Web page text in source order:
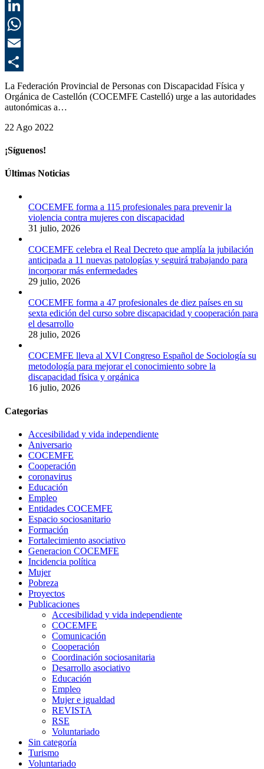
La Federación Provincial de Personas con Discapacidad Física y
Orgánica de Castellón (COCEMFE Castelló) urge a las autoridades
autonómicas a…
22 Ago 2022
¡Síguenos!
Últimas Noticias
COCEMFE forma a 115 profesionales para prevenir la
violencia contra mujeres con discapacidad
31 julio, 2026
COCEMFE celebra el Real Decreto que amplía la jubilación
anticipada a 11 nuevas patologías y seguirá trabajando para
incorporar más enfermedades
29 julio, 2026
COCEMFE forma a 47 profesionales de diez países en su
sexta edición del curso sobre discapacidad y cooperación para
el desarrollo
28 julio, 2026
COCEMFE lleva al XVI Congreso Español de Sociología su
metodología para mejorar el conocimiento sobre la
discapacidad física y orgánica
16 julio, 2026
Categorias
Accesibilidad y vida independiente
Aniversario
COCEMFE
Cooperación
coronavirus
Educación
Empleo
Entidades COCEMFE
Espacio sociosanitario
Formación
Fortalecimiento asociativo
Generacion COCEMFE
Incidencia política
Mujer
Pobreza
Proyectos
Publicaciones
Accesibilidad y vida independiente
COCEMFE
Comunicación
Cooperación
Coordinación sociosanitaria
Desarrollo asociativo
Educación
Empleo
Mujer e igualdad
REVISTA
RSE
Voluntariado
Sin categoría
Turismo
Voluntariado